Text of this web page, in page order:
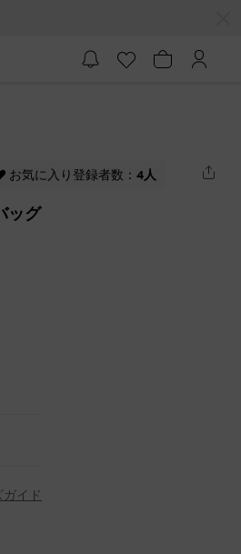
お気に入り登録者数： 4人
ッグ
イド